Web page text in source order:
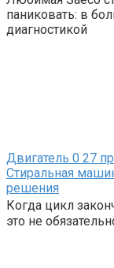
паниковать: в
диагностикой
Двигатель 0 27
Стиральная
решения
Когда цикл
это не